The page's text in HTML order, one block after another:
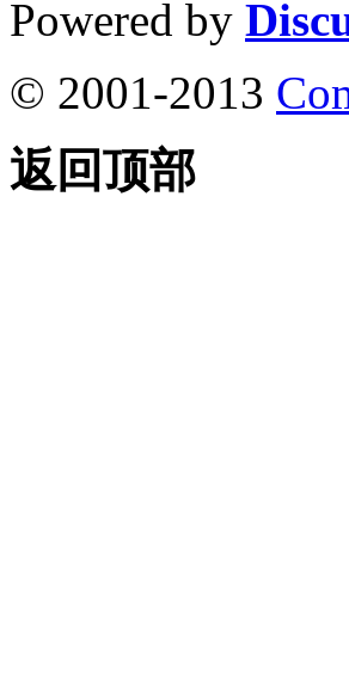
Powered by
© 2001-2013
返回顶部